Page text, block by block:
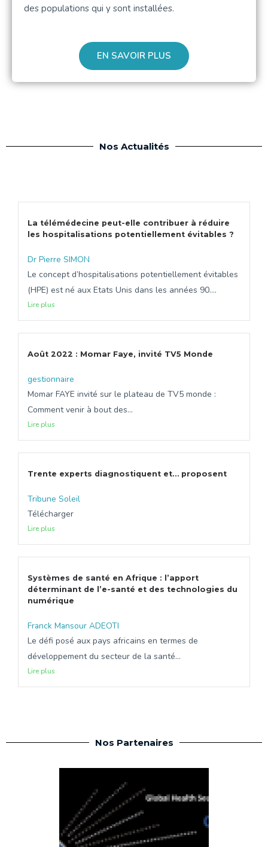
des populations qui y sont installées.
EN SAVOIR PLUS
Nos Actualités
La télémédecine peut-elle contribuer à réduire
les hospitalisations potentiellement évitables ?
Dr Pierre SIMON
Le concept d’hospitalisations potentiellement évitables
(HPE) est né aux Etats Unis dans les années 90....
Lire plus
Août 2022 : Momar Faye, invité TV5 Monde
gestionnaire
Momar FAYE invité sur le plateau de TV5 monde :
Comment venir à bout des...
Lire plus
Trente experts diagnostiquent et… proposent
Tribune Soleil
Télécharger
Lire plus
Systèmes de santé en Afrique : l’apport
déterminant de l’e-santé et des technologies du
numérique
Franck Mansour ADEOTI
Le défi posé aux pays africains en termes de
développement du secteur de la santé...
Lire plus
Nos Partenaires